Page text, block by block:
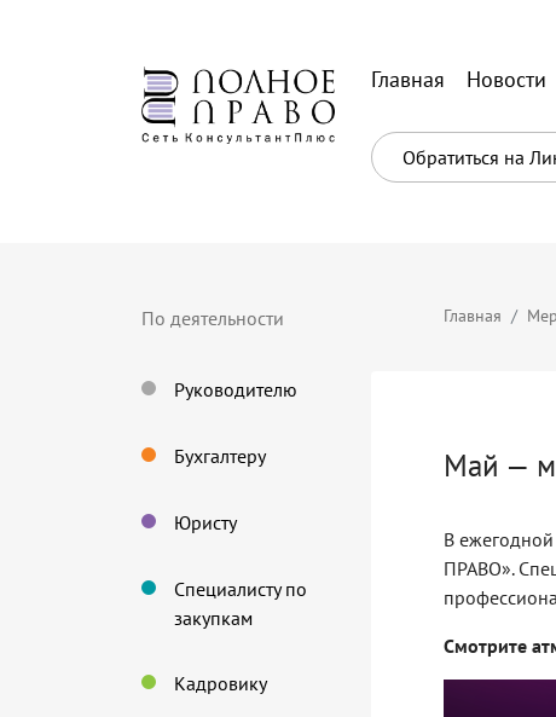
Главная Новости
Обратиться на
По деятельности
Руководителю
Бухгалтеру
Юристу
Специалисту по
закупкам
Кадровику
Главная
Май —
В
ПРАВО».
Смотрите